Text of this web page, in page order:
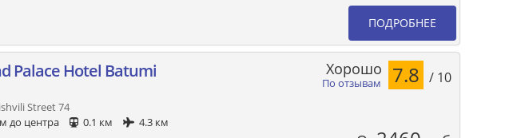
ПОДРОБНЕЕ
Palace Hotel Batumi
Street 74
до центра
0.1 км
4.3 км
По отзывам
Хорошо 7.8 / 10